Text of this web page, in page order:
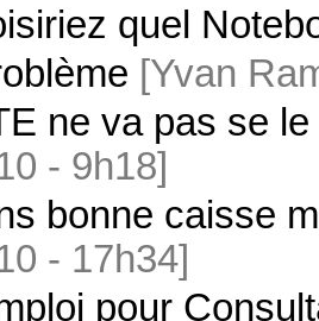
quel
[Yvan
ne va pas se
- 9h18]
bonne caisse
- 17h34]
pour